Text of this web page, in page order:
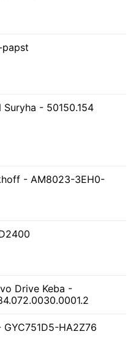
- 50150.154
- AM8023-3EH0-
Drive Keba -
HA2Z76